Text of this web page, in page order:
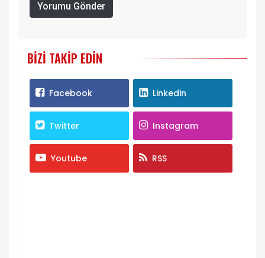
Yorumu Gönder
BIZI TAKIP EDIN
Facebook Linkedin
Twitter Instagram
Youtube RSS